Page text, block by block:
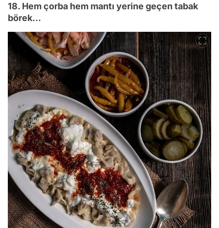
18. Hem çorba hem mantı yerine geçen tabak
börek…